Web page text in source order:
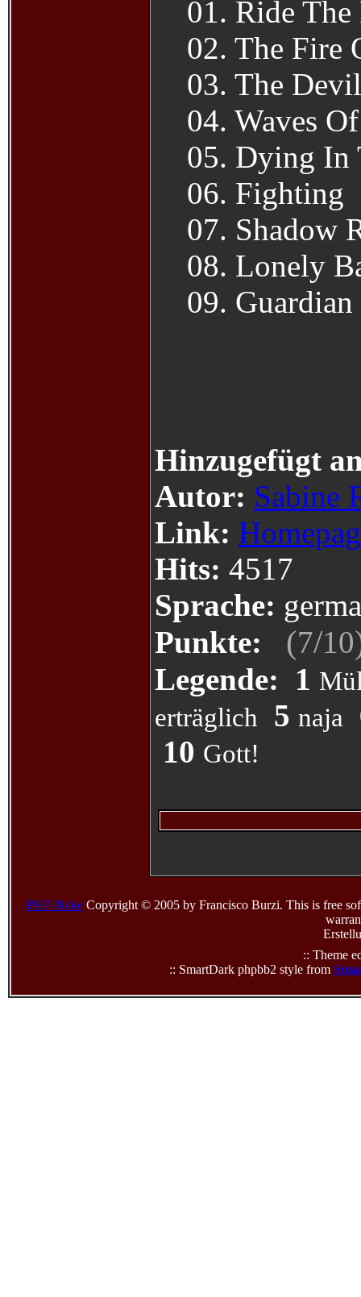
01. Ride
02. The Fire
03. The
04. Waves
05. Dying In
06. Fighting
07. Shadow
08. Lonely
09. Guardian
Hinzugefügt
Autor: Sabine
Link:
Hits: 4517
Sprache:
Punkte:
(7/10
Legende: 1
erträglich
5 naja
10 Gott!
PHP-NukeCopyright © 2005 by Francisco Burzi. This is free
:: Theme
:: SmartDark phpbb2 style from